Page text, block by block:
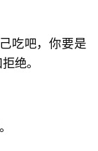
吃吧，你要是
绝。